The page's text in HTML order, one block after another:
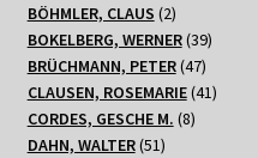
BÖHMLER, CLAUS 22
Produkte
BOKELBERG, WERNER 3939
BRÜCHMANN, PETER 4747
Produkte
CLAUSEN, ROSEMARIE 4141
CORDES, GESCHE M. 88
DAHN, WALTER 5151